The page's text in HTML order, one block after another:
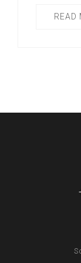
READ